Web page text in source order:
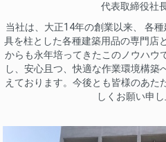
代表取締役社
当社は、大正14年の創業以来、 各
具を柱とした各種建築用品の専門店
からも永年培ってきたこのノウハウ
し、安心且つ、快適な作業環境構築
えております。今後とも皆様のあた
しくお願い申し